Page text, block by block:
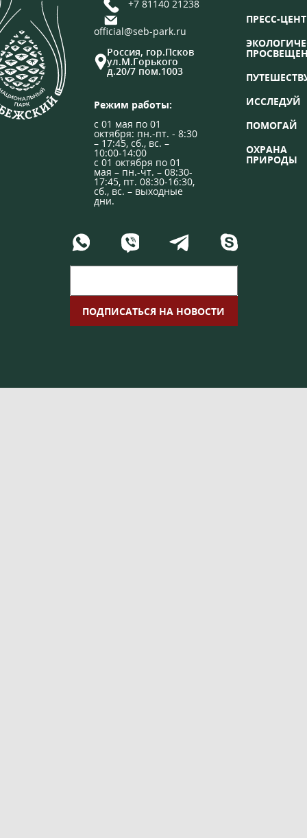
+7 81140 21238
official@seb-park.ru
Россия, гор.Псков
ул.М.Горького
д.20/7 пом.1003
Режим работы:
с 01 мая по 01
октября: пн.-пт. - 8:30
– 17:45, сб., вс. –
10:00-14:00
с 01 октября по 01
мая – пн.-чт. – 08:30-
17:45, пт. 08:30-16:30,
сб., вс. – выходные
дни.
ПРЕСС-
ИССЛЕДУЙ
ПОМОГАЙ
ОХРАНА
ПРИРОДЫ